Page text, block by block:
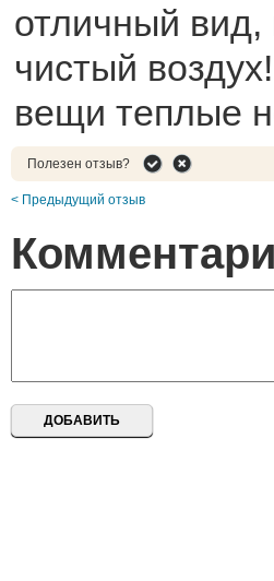
отличный вид,
чистый
вещи теплые
Полезен отзыв?
< Предыдущий отзыв